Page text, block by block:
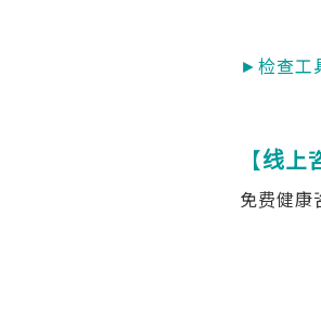
►检查工
【线上
免费健